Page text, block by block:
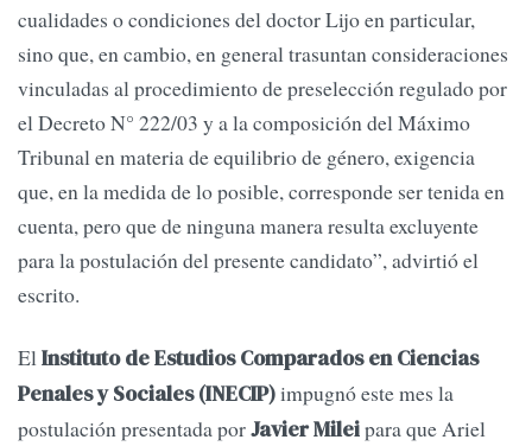
cualidades o condiciones del doctor Lijo en particular,
sino que, en cambio, en general trasuntan consideraciones
vinculadas al procedimiento de preselección regulado por
el Decreto N° 222/03 y a la composición del Máximo
Tribunal en materia de equilibrio de género, exigencia
que, en la medida de lo posible, corresponde ser tenida en
cuenta, pero que de ninguna manera resulta excluyente
para la postulación del presente candidato”, advirtió el
escrito.
ElInstituto de Estudios Comparados en Ciencias
Penales y Sociales (INECIP)impugnó este mes la
postulación presentada porJavier Mileipara que Ariel